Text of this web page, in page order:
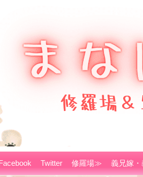
Twitter 修羅場≫ 義兄嫁